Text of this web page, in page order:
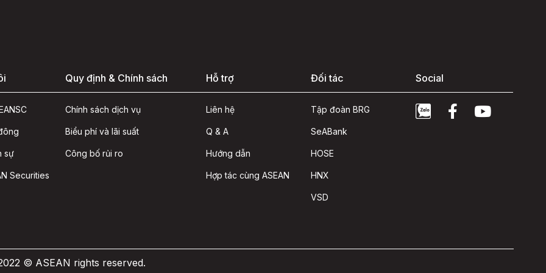
sự
Securities
Quy định & Chính sách
Chính sách dịch vụ
Biểu phí và lãi suất
Công bố rủi ro
Hỗ trợ
Liên hệ
Q & A
Hướng dẫn
Hợp tác cùng ASEAN
Đối tác
Tập đoàn BRG
SeABank
HOSE
HNX
VSD
Social
© ASEAN rights reserved.